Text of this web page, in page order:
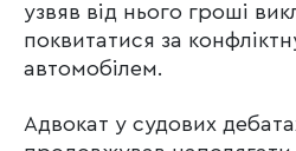
узвяв від нього гроші
поквитатися за
автомобілем.
Адвокат у судових